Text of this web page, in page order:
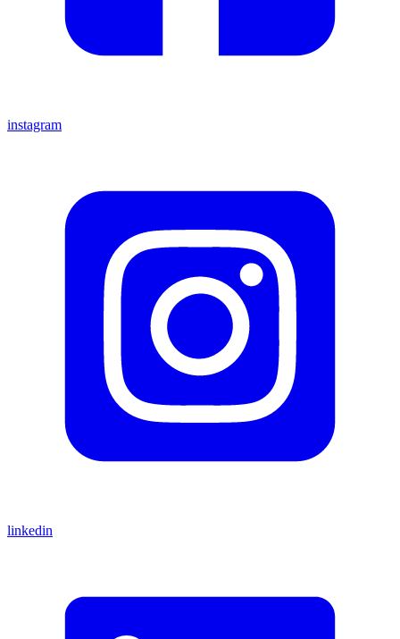
instagram
linkedin